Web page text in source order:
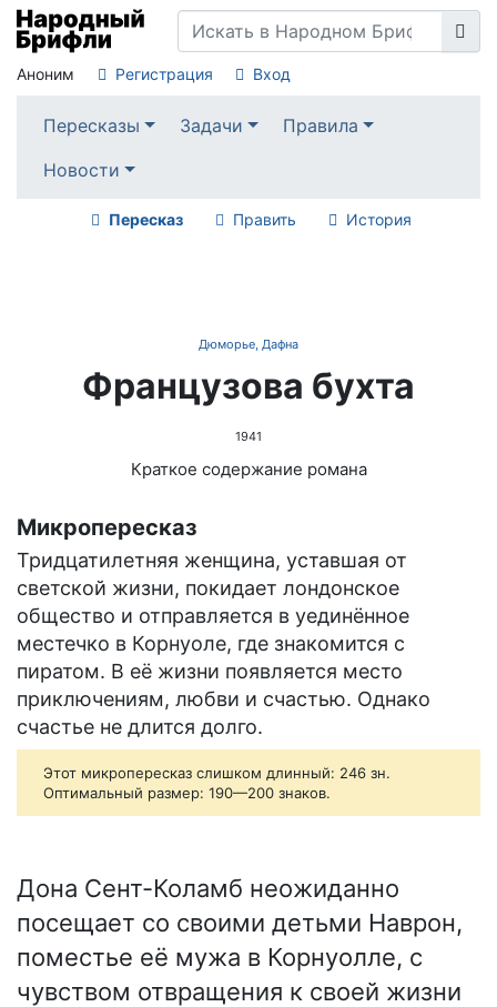
Аноним Регистрация Вход
Пересказы Задачи
Правила
Новости
Пересказ Править История
Дюморье, Дафна
Французова бухта
1941
Краткое содержание романа
Микропересказ
Тридцатилетняя женщина, уставшая от
светской жизни, покидает лондонское
общество и отправляется в уединённое
местечко в Корнуоле, где знакомится с
пиратом. В её жизни появляется место
приключениям, любви и счастью. Однако
счастье не длится долго.
Этот микропересказ слишком длинный: 246 зн.
Оптимальный размер: 190—200 знаков.
Дона Сент-Коламб неожиданно
посещает со своими детьми Наврон,
поместье её мужа в Корнуолле, с
чувством отвращения к своей жизни